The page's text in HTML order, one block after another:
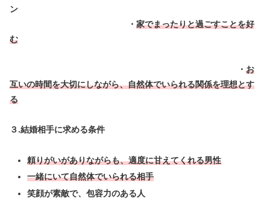
ン
・ 家でまったりと過ごすことを好
む
・ お
互いの時間を大切にしながら、自然体でいられる関係を理想とす
る
３.結婚相手に求める条件
頼りがいがありながらも、適度に甘えてくれる男性
一緒にいて自然体でいられる相手
笑顔が素敵で、包容力のある人